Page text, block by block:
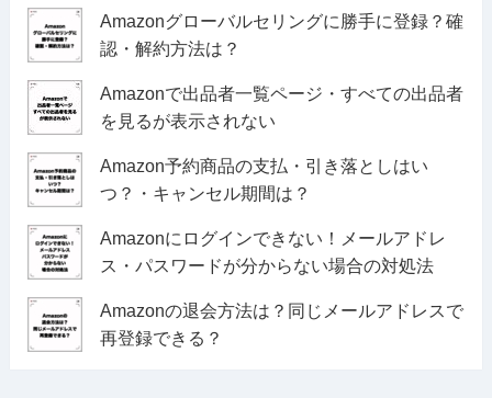
Amazonグローバルセリングに勝手に登録？確
認・解約方法は？
Amazonで出品者一覧ページ・すべての出品者
を見るが表示されない
Amazon予約商品の支払・引き落としはい
つ？・キャンセル期間は？
Amazonにログインできない！メールアドレ
ス・パスワードが分からない場合の対処法
Amazonの退会方法は？同じメールアドレスで
再登録できる？